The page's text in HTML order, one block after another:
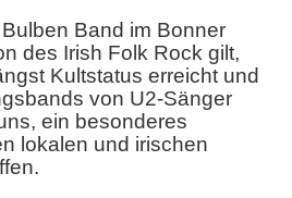
Band im Bonner
des Irish Folk Rock gilt,
Kultstatus erreicht und
von U2-Sänger
ein besonderes
lokalen und irischen